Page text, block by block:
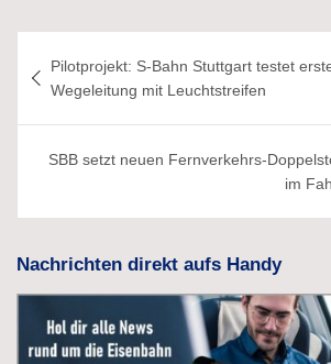
Pilotprojekt: S-Bahn Stuttgart testet
Wegeleitung mit Leuchtstreifen
SBB setzt neuen Fernverkehrs-
im
Nachrichten direkt aufs Handy